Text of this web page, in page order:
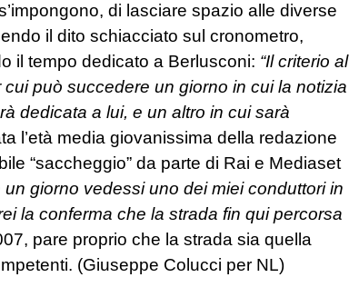
di lasciare spazio alle diverse
il dito schiacciato sul cronometro,
il tempo dedicato a Berlusconi: “Il criterio al
può succedere un giorno in cui la notizia
dedicata a lui, e un altro in cui sarà
l’età media giovanissima della redazione
“saccheggio” da parte di Rai e Mediaset
giorno vedessi uno dei miei conduttori in
la conferma che la strada fin qui percorsa
pare proprio che la strada sia quella
(Giuseppe Colucci per NL)